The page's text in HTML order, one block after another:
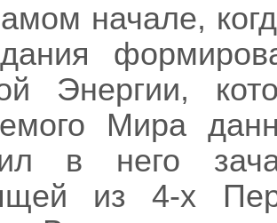
начале,
Энергии,
Мира
в него
из 4-х